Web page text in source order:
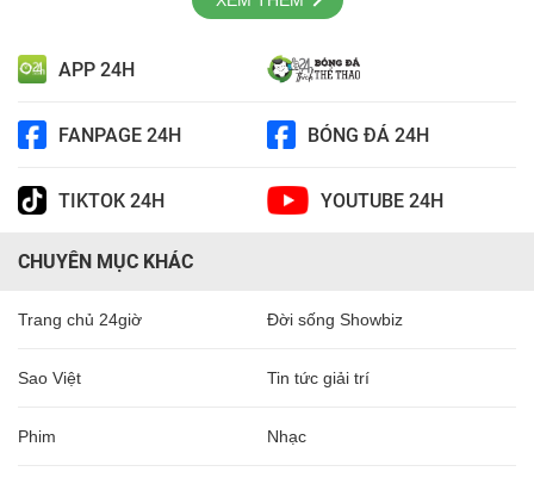
APP 24H
FANPAGE 24H BÓNG ĐÁ 24H
TIKTOK 24H YOUTUBE 24H
CHUYÊN MỤC KHÁC
Trang chủ 24giờ Đời sống Showbiz
Sao Việt Tin tức giải trí
Phim Nhạc